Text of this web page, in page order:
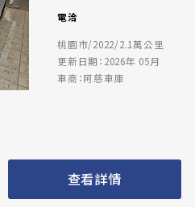
電洽
桃園市/2022/2.1萬公里
更新日期：2026年 05月
車商：阿慈車庫
查看詳情